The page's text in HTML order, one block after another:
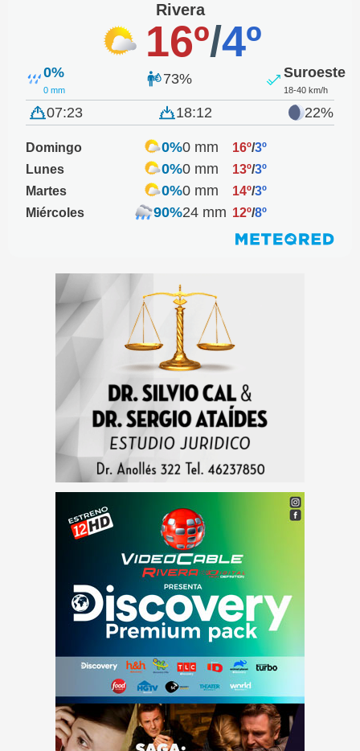
Rivera
16º/4º
0%
0 mm
73% Suroeste
18-40 km/h
07:23 18:12 22%
Domingo 0%0 mm 16º/3º
Lunes
0%0 mm 13º/3º
Martes
0%0 mm 14º/3º
Miércoles
90%24 mm 12º/8º